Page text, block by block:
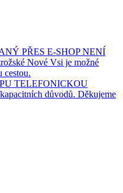
PŘES E-SHOP NENÍ
Nové Vsi je možné
cestou.
TELEFONICKOU
důvodů. Děkujeme